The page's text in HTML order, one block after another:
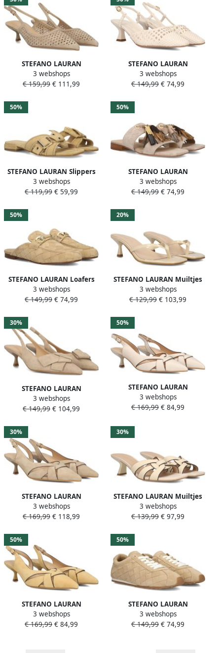
STEFANO LAURAN
Slingbacks Dames St2749
Maat: 43 Materiaal: Suède
3 webshops
€ 159,99 € 111,99
STEFANO LAURAN
Slingbacks Dames Pe2601
Maat: 40 Materiaal: Raffia
3 webshops
€ 149,99 € 74,99
50%
STEFANO LAURAN Slippers
Dames 25037 Maat: 37
Materiaal: Suède Kleur:
3 webshops
€ 119,99 € 59,99
50%
STEFANO LAURAN
Slingbacks Dames St2650
Maat: 36 Materiaal: Suède
3 webshops
€ 149,99 € 74,99
50%
STEFANO LAURAN Loafers
Dames D24063 Maat: 41
Materiaal: Suède Kleur:
3 webshops
€ 149,99 € 74,99
20%
STEFANO LAURAN Muiltjes
Dames 25167 Maat: 39
Materiaal: Leatherlook
3 webshops
€ 129,99 € 103,99
30%
STEFANO LAURAN
Slingbacks Dames St2642
Maat: 39 Materiaal: Suède
3 webshops
€ 149,99 € 104,99
50%
STEFANO LAURAN
Slingbacks Dames St2639
Maat: 40 Materiaal: Leer
3 webshops
€ 169,99 € 84,99
30%
STEFANO LAURAN
Slingbacks Dames St2639
Maat: 36 Materiaal: Suède
3 webshops
€ 169,99 € 118,99
30%
STEFANO LAURAN Muiltjes
Dames St2648 Maat: 38
Materiaal: Leer Kleur: Beige
3 webshops
€ 139,99 € 97,99
50%
STEFANO LAURAN
Slingbacks Dames St2639
Maat: 37 Materiaal: Suède
3 webshops
€ 169,99 € 84,99
50%
STEFANO LAURAN
Veterschoenen Dames
Y24016 Maat: 42 Materiaal:
3 webshops
€ 149,99 € 74,99